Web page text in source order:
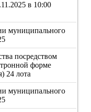
в 10:00
муниципального
посредством
форме
24 лота
муниципального